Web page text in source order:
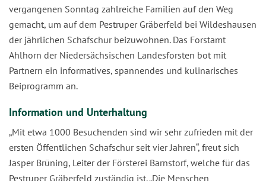
vergangenen Sonntag zahlreiche Familien auf den Weg
gemacht, um auf dem Pestruper Gräberfeld bei Wildeshausen
der jährlichen Schafschur beizuwohnen. Das Forstamt
Ahlhorn der Niedersächsischen Landesforsten bot mit
Partnern ein informatives, spannendes und kulinarisches
Beiprogramm an.
Information und Unterhaltung
„Mit etwa 1000 Besuchenden sind wir sehr zufrieden mit der
ersten Öffentlichen Schafschur seit vier Jahren“, freut sich
Jasper Brüning, Leiter der Försterei Barnstorf, welche für das
Pestruper Gräberfeld zuständig ist. „Die Menschen